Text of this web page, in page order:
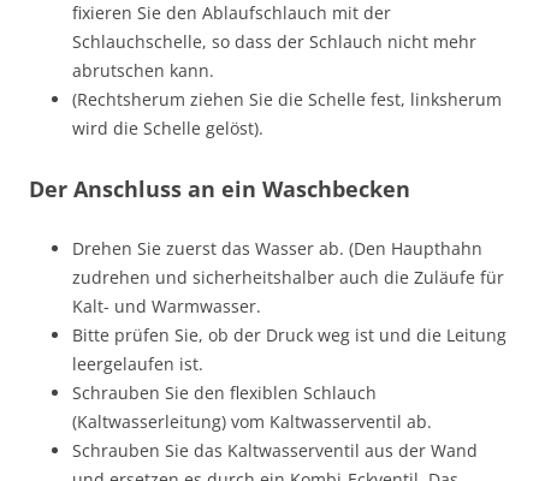
fixieren Sie den Ablaufschlauch mit der
Schlauchschelle, so dass der Schlauch nicht mehr
abrutschen kann.
(Rechtsherum ziehen Sie die Schelle fest, linksherum
wird die Schelle gelöst).
Der Anschluss an ein Waschbecken
Drehen Sie zuerst das Wasser ab. (Den Haupthahn
zudrehen und sicherheitshalber auch die Zuläufe für
Kalt- und Warmwasser.
Bitte prüfen Sie, ob der Druck weg ist und die Leitung
leergelaufen ist.
Schrauben Sie den flexiblen Schlauch
(Kaltwasserleitung) vom Kaltwasserventil ab.
Schrauben Sie das Kaltwasserventil aus der Wand